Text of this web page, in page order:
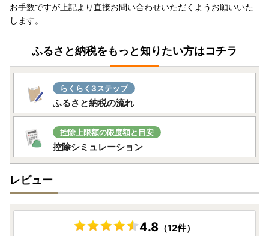
お手数ですが上記より直接お問い合わせいただくようお願いいた
します。
ふるさと納税をもっと知りたい方はコチラ
らくらく3ステップ
ふるさと納税の流れ
控除上限額の限度額と目安
控除シミュレーション
レビュー
4.8 （12件）